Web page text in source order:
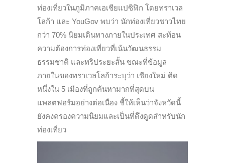
ท่องเที่ยวในภูมิภาคเอเชียแปซิฟิก โดยทราเวล
โลก้า และ YouGov พบว่า นักท่องเที่ยวชาวไทย
กว่า 70% นิยมเดินทางภายในประเทศ สะท้อน
ความต้องการท่องเที่ยวที่เน้นวัฒนธรรม
ธรรมชาติ และทริประยะสั้น ขณะที่ข้อมูล
ภายในของทราเวลโลก้าระบุว่า เชียงใหม่ ติด
หนึ่งใน 5 เมืองที่ถูกค้นหามากที่สุดบน
แพลตฟอร์มอย่างต่อเนื่อง ชี้ให้เห็นว่าจังหวัดนี้
ยังคงครองความนิยมและเป็นที่ดึงดูดสำหรับนัก
ท่องเที่ยว